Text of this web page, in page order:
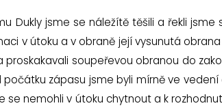
Dukly jsme se náležítě těšili a řekli
v útoku a v obraně její vysunutá
proskakavali soupeřevou obranou do
počátku zápasu jsme byli mírně ve
se nemohli v útoku chytnout a k